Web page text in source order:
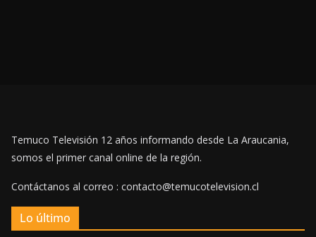
Temuco Televisión 12 años informando desde La Araucania,
somos el primer canal online de la región.
Contáctanos al correo : contacto@temucotelevision.cl
Lo último